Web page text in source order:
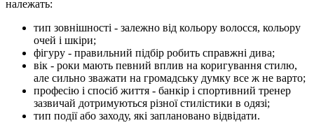
належать:
тип зовнішності - залежно від кольору волосся, кольору
очей і шкіри;
фігуру - правильний підбір робить справжні дива;
вік - роки мають певний вплив на коригування стилю,
але сильно зважати на громадську думку все ж не варто;
професію і спосіб життя - банкір і спортивний тренер
зазвичай дотримуються різної стилістики в одязі;
тип події або заходу, які заплановано відвідати.